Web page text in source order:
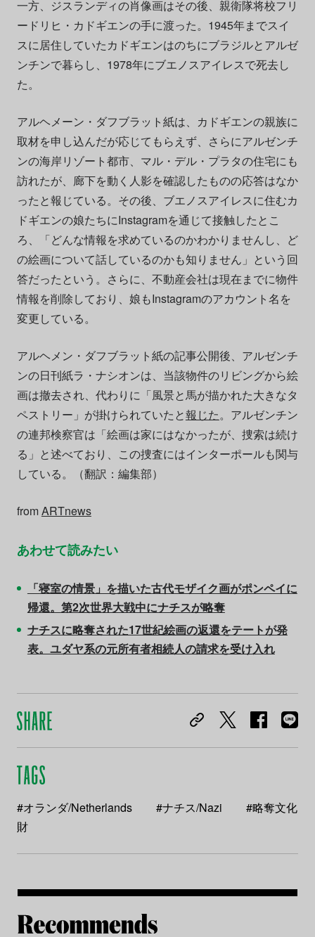
一方、ジスランディの肖像画はその後、親衛隊将校フリ
ードリヒ・カドギエンの手に渡った。1945年までスイ
スに居住していたカドギエンはのちにブラジルとアルゼ
ンチンで暮らし、1978年にブエノスアイレスで死去し
た。
アルヘメーン・ダフブラット紙は、カドギエンの親族に
取材を申し込んだが応じてもらえず、さらにアルゼンチ
ンの海岸リゾート都市、マル・デル・プラタの住宅にも
訪れたが、廊下を動く人影を確認したものの応答はなか
ったと報じている。その後、ブエノスアイレスに住むカ
ドギエンの娘たちにInstagramを通じて接触したとこ
ろ、「どんな情報を求めているのかわかりませんし、ど
の絵画について話しているのかも知りません」という回
答だったという。さらに、不動産会社は現在までに物件
情報を削除しており、娘もInstagramのアカウント名を
変更している。
アルヘメン・ダフブラット紙の記事公開後、アルゼンチ
ンの日刊紙ラ・ナシオンは、当該物件のリビングから絵
画は撤去され、代わりに「風景と馬が描かれた大きなタ
ペストリー」が掛けられていたと報じた。アルゼンチン
の連邦検察官は「絵画は家にはなかったが、捜索は続け
る」と述べており、この捜査にはインターポールも関与
している。（翻訳：編集部）
fromARTnews
あわせて読みたい
「寝室の情景」を描いた古代モザイク画がポンペイに
帰還。第2次世界大戦中にナチスが略奪
ナチスに略奪された17世紀絵画の返還をテートが発
表。ユダヤ系の元所有者相続人の請求を受け入れ
#オランダ/Netherlands #ナチス/Nazi
#略奪文化
財